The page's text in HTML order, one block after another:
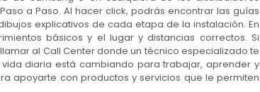
a Paso. Al hacer click, podrás encontrar las guías
explicativos de cada etapa de la instalación. En
básicos y el lugar y distancias correctos. Si
al Call Center donde un técnico especializado te
diaria está cambiando para trabajar, aprender y
apoyarte con productos y servicios que le permiten